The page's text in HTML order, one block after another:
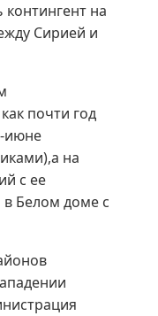
на
Сирией и
почти год
июне
на
с ее
Белом доме с